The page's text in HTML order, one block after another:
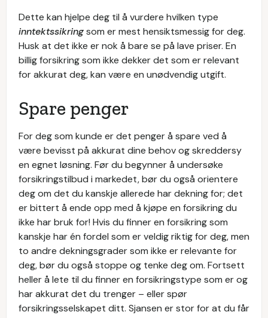
Dette kan hjelpe deg til å vurdere hvilken type
inntektssikringsom er mest hensiktsmessig for deg.
Husk at det ikke er nok å bare se på lave priser. En
billig forsikring som ikke dekker det som er relevant
for akkurat deg, kan være en unødvendig utgift.
Spare penger
For deg som kunde er det penger å spare ved å
være bevisst på akkurat dine behov og skreddersy
en egnet løsning. Før du begynner å undersøke
forsikringstilbud i markedet, bør du også orientere
deg om det du kanskje allerede har dekning for; det
er bittert å ende opp med å kjøpe en forsikring du
ikke har bruk for! Hvis du finner en forsikring som
kanskje har én fordel som er veldig riktig for deg, men
to andre dekningsgrader som ikke er relevante for
deg, bør du også stoppe og tenke deg om. Fortsett
heller å lete til du finner en forsikringstype som er og
har akkurat det du trenger – eller spør
forsikringsselskapet ditt. Sjansen er stor for at du får